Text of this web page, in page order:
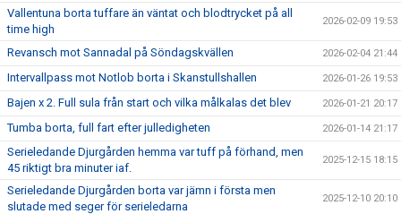
Vallentuna borta tuffare än väntat och blodtrycket på all
time high
2026-02-09 19:53
Revansch mot Sannadal på Söndagskvällen 2026-02-04 21:44
Intervallpass mot Notlob borta i Skanstullshallen 2026-01-26 19:53
Bajen x 2. Full sula från start och vilka målkalas det blev 2026-01-21 20:17
Tumba borta, full fart efter julledigheten 2026-01-14 21:17
Serieledande Djurgården hemma var tuff på förhand, men
45 riktigt bra minuter iaf.
2025-12-15 18:15
Serieledande Djurgården borta var jämn i första men
slutade med seger för serieledarna
2025-12-10 20:10